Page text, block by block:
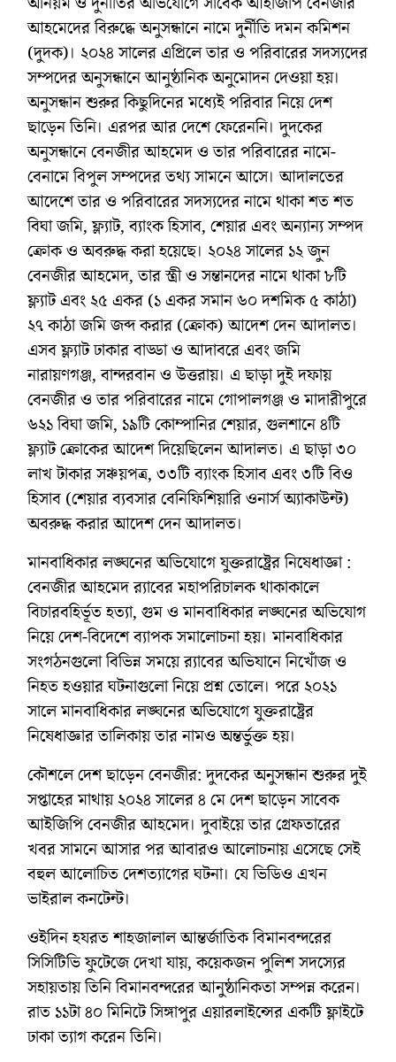
আহমেদের বিরুদ্ধে অনুসন্ধানে নামে দুর্নীতি দমন কমিশন
(দুদক)। ২০২৪ সালের এপ্রিলে তার ও পরিবারের সদস্যদের
সম্পদের অনুসন্ধানে আনুষ্ঠানিক অনুমোদন দেওয়া হয়।
অনুসন্ধান শুরুর কিছুদিনের মধ্যেই পরিবার নিয়ে দেশ
ছাড়েন তিনি। এরপর আর দেশে ফেরেননি। দুদকের
অনুসন্ধানে বেনজীর আহমেদ ও তার পরিবারের নামে-
বেনামে বিপুল সম্পদের তথ্য সামনে আসে। আদালতের
আদেশে তার ও পরিবারের সদস্যদের নামে থাকা শত শত
বিঘা জমি, ফ্ল্যাট, ব্যাংক হিসাব, শেয়ার এবং অন্যান্য সম্পদ
ক্রোক ও অবরুদ্ধ করা হয়েছে। ২০২৪ সালের ১২ জুন
বেনজীর আহমেদ, তার স্ত্রী ও সন্তানদের নামে থাকা ৮টি
ফ্ল্যাট এবং ২৫ একর (১ একর সমান ৬০ দশমিক ৫ কাঠা)
২৭ কাঠা জমি জব্দ করার (ক্রোক) আদেশ দেন আদালত।
এসব ফ্ল্যাট ঢাকার বাড্ডা ও আদাবরে এবং জমি
নারায়ণগঞ্জ, বান্দরবান ও উত্তরায়। এ ছাড়া দুই দফায়
বেনজীর ও তার পরিবারের নামে গোপালগঞ্জ ও মাদারীপুরে
৬২১ বিঘা জমি, ১৯টি কোম্পানির শেয়ার, গুলশানে ৪টি
ফ্ল্যাট ক্রোকের আদেশ দিয়েছিলেন আদালত। এ ছাড়া ৩০
লাখ টাকার সঞ্চয়পত্র, ৩৩টি ব্যাংক হিসাব এবং ৩টি বিও
হিসাব (শেয়ার ব্যবসার বেনিফিশিয়ারি ওনার্স অ্যাকাউন্ট)
অবরুদ্ধ করার আদেশ দেন আদালত।
মানবাধিকার লঙ্ঘনের অভিযোগে যুক্তরাষ্ট্রের নিষেধাজ্ঞা :
বেনজীর আহমেদ র‌্যাবের মহাপরিচালক থাকাকালে
বিচারবহির্ভূত হত্যা, গুম ও মানবাধিকার লঙ্ঘনের অভিযোগ
নিয়ে দেশ-বিদেশে ব্যাপক সমালোচনা হয়। মানবাধিকার
সংগঠনগুলো বিভিন্ন সময়ে র‌্যাবের অভিযানে নিখোঁজ ও
নিহত হওয়ার ঘটনাগুলো নিয়ে প্রশ্ন তোলে। পরে ২০২১
সালে মানবাধিকার লঙ্ঘনের অভিযোগে যুক্তরাষ্ট্রের
নিষেধাজ্ঞার তালিকায় তার নামও অন্তর্ভুক্ত হয়।
কৌশলে দেশ ছাড়েন বেনজীর: দুদকের অনুসন্ধান শুরুর দুই
সপ্তাহের মাথায় ২০২৪ সালের ৪ মে দেশ ছাড়েন সাবেক
আইজিপি বেনজীর আহমেদ। দুবাইয়ে তার গ্রেফতারের
খবর সামনে আসার পর আবারও আলোচনায় এসেছে সেই
বহুল আলোচিত দেশত্যাগের ঘটনা। যে ভিডিও এখন
ভাইরাল কনটেন্ট।
ওইদিন হযরত শাহজালাল আন্তর্জাতিক বিমানবন্দরের
সিসিটিভি ফুটেজে দেখা যায়, কয়েকজন পুলিশ সদস্যের
সহায়তায় তিনি বিমানবন্দরের আনুষ্ঠানিকতা সম্পন্ন করেন।
রাত ১১টা ৪০ মিনিটে সিঙ্গাপুর এয়ারলাইন্সের একটি ফ্লাইটে
ঢাকা ত্যাগ করেন তিনি।